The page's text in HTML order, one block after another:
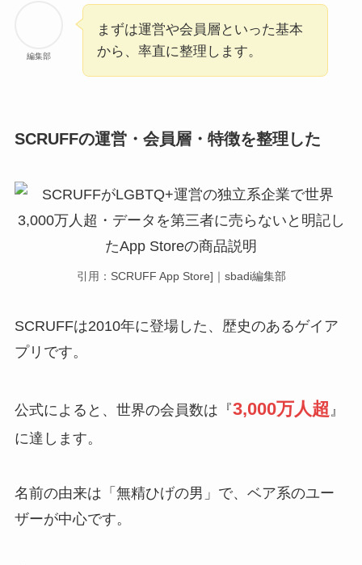
編集部
まずは運営や会員層といった基本
から、率直に整理します。
SCRUFFの運営・会員層・特徴を整理した
引用： SCRUFF App Store]｜sbadi編集部
SCRUFFは2010年に登場した、歴史のあるゲイア
プリです。
公式によると、世界の会員数は『3,000万人超 』
に達します。
名前の由来は「無精ひげの男」で、ベア系のユー
ザーが中心です。